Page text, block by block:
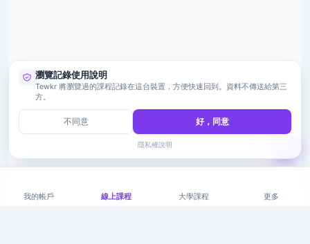
我的帳戶 線上課程 大學課程 更多
瀏覽記錄使用說明
Tewkr 將瀏覽過的課程記錄在這台裝置，方便快速回到。資料不傳送給第三
方。
不同意 好，同意
隱私權說明